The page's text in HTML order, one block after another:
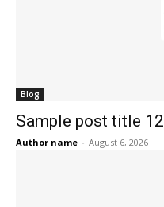
Blog
Sample post title 12
Author name - August 6, 2026